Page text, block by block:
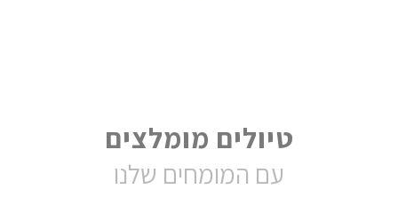
טיולים מומלצים
עם המומחים שלנו